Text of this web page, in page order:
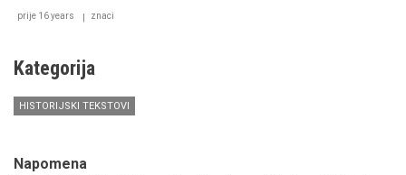
prije 16 years znaci
Kategorija
HISTORIJSKI TEKSTOVI
Napomena